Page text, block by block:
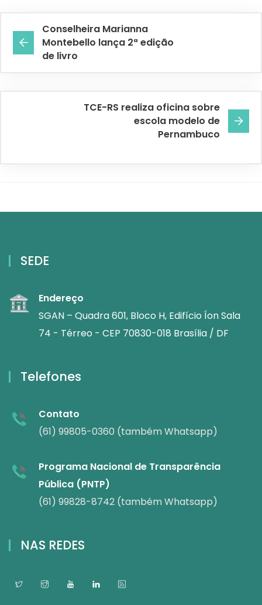
Conselheira Marianna
Montebello lança 2ª edição
de livro
TCE-RS realiza oficina sobre
escola modelo de
Pernambuco
SEDE
Endereço
SGAN – Quadra 601, Bloco H, Edifício Íon Sala
74 - Térreo - CEP 70830-018 Brasília / DF
Telefones
Contato
(61) 99805-0360 (também Whatsapp)
Programa Nacional de Transparência
Pública (PNTP)
(61) 99828-8742 (também Whatsapp)
NAS REDES